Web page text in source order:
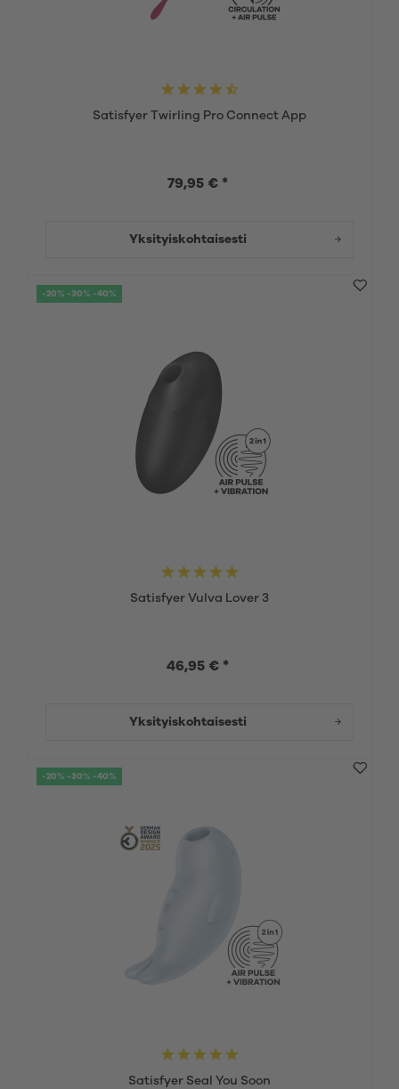
Satisfyer Twirling Pro Connect App
79,95 € *
Yksityiskohtaisesti
-20% -30% -40%
Satisfyer Vulva Lover 3
46,95 € *
Yksityiskohtaisesti
-20% -30% -40%
Satisfyer Seal You Soon